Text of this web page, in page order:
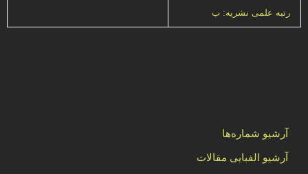
رتبه علمی نشریه: ب
آرشیو شماره‌ها
آرشیو الفبایی مقالات